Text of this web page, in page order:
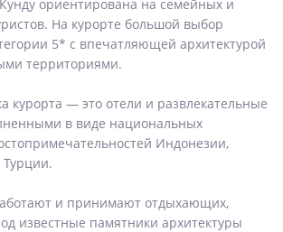
ориентирована на семейных и
На курорте большой выбор
5* с впечатляющей архитектурой
территориями.
курорта — это отели и развлекательные
в виде национальных
Индонезии,
и принимают отдыхающих,
известные памятники архитектуры